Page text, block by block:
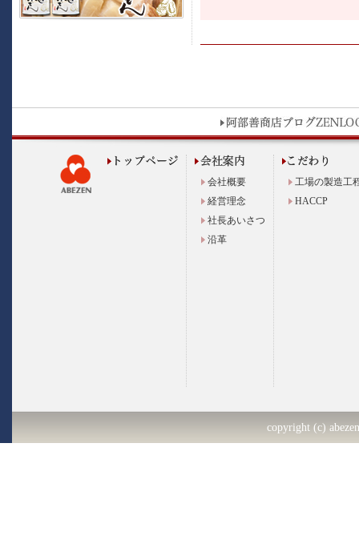
会社概要
経営理念
社長あいさつ
沿革
工場の製造工
HACCP
copyright (c)